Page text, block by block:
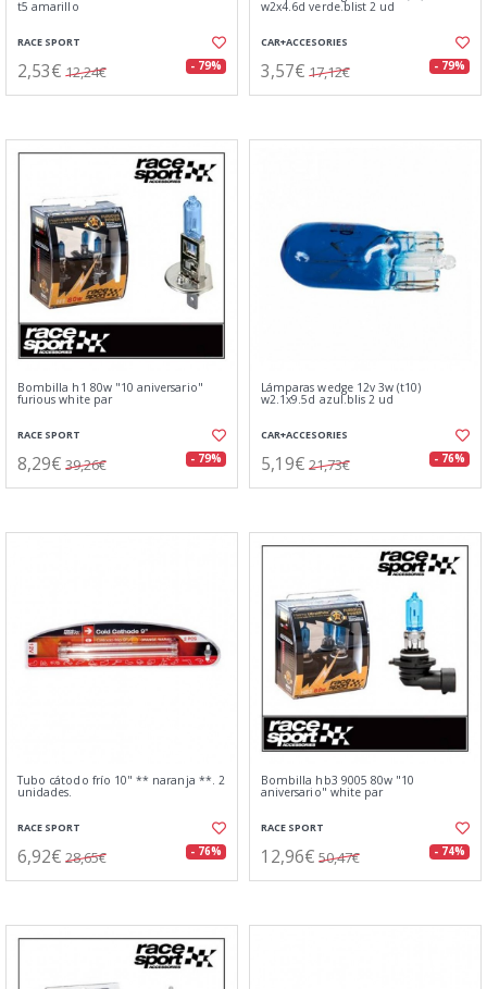
t5 amarillo
RACE SPORT
2,53€ 12,24€ - 79%
w2x4.6d verde.blist 2 ud
CAR+ACCESORIES
3,57€ 17,12€ - 79%
Bombilla h1 80w "10 aniversario"
furious white par
RACE SPORT
8,29€ 39,26€ - 79%
Lámparas wedge 12v 3w (t10)
w2.1x9.5d azul.blis 2 ud
CAR+ACCESORIES
5,19€ 21,73€ - 76%
Tubo cátodo frío 10" ** naranja **. 2
unidades.
RACE SPORT
6,92€ 28,65€ - 76%
Bombilla hb3 9005 80w "10
aniversario" white par
RACE SPORT
12,96€ 50,47€ - 74%